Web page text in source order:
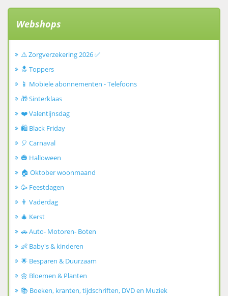
Webshops
⚠️ Zorgverzekering 2026 ✅
🔝 Toppers
📱 Mobiele abonnementen - Telefoons
🎁 Sinterklaas
❤️ Valentijnsdag
🛍️ Black Friday
🎈 Carnaval
🎃 Halloween
🏠 Oktober woonmaand
🥳 Feestdagen
👨 Vaderdag
🎄 Kerst
🚗 Auto- Motoren- Boten
👶 Baby's & kinderen
🌟 Besparen & Duurzaam
🌼 Bloemen & Planten
📚 Boeken, kranten, tijdschriften, DVD en Muziek